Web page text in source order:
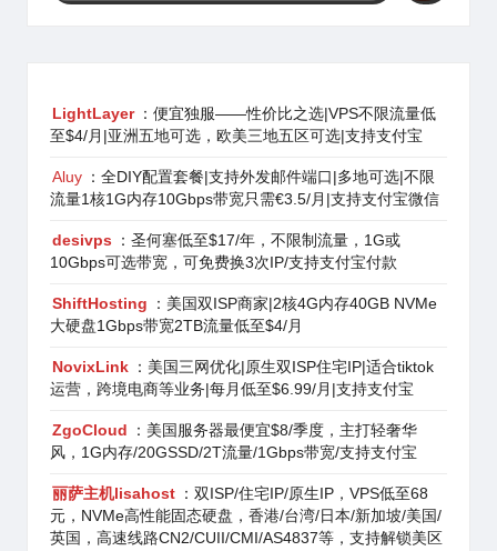
LightLayer ：便宜独服——性价比之选|VPS不限流量低
至$4/月|亚洲五地可选，欧美三地五区可选|支持支付宝
Aluy ：全DIY配置套餐|支持外发邮件端口|多地可选|不限
流量1核1G内存10Gbps带宽只需€3.5/月|支持支付宝微信
desivps
：圣何塞低至$17/年，不限制流量，1G或
10Gbps可选带宽，可免费换3次IP/支持支付宝付款
ShiftHosting
：美国双ISP商家|2核4G内存40GB NVMe
大硬盘1Gbps带宽2TB流量低至$4/月
NovixLink ：美国三网优化|原生双ISP住宅IP|适合tiktok
运营，跨境电商等业务|每月低至$6.99/月|支持支付宝
ZgoCloud
：美国服务器最便宜$8/季度，主打轻奢华
风，1G内存/20GSSD/2T流量/1Gbps带宽/支持支付宝
丽萨主机lisahost ：双ISP/住宅IP/原生IP，VPS低至68
元，NVMe高性能固态硬盘，香港/台湾/日本/新加坡/美国/
英国，高速线路CN2/CUII/CMI/AS4837等，支持解锁美区